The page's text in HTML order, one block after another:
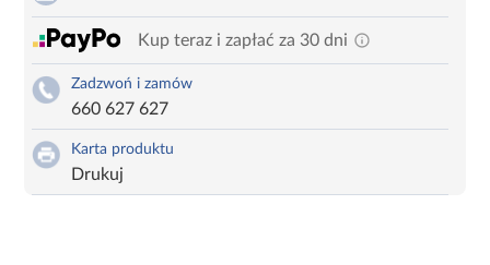
Kup teraz i zapłać za 30 dni
Zadzwoń i zamów
660 627 627
Karta produktu
Drukuj